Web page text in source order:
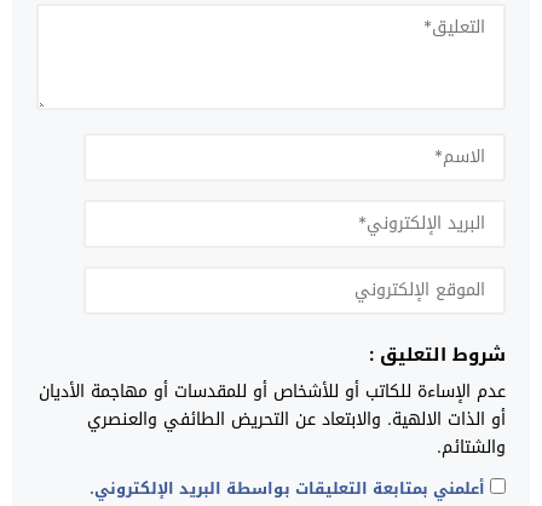
شروط التعليق :
عدم الإساءة للكاتب أو للأشخاص أو للمقدسات أو مهاجمة الأديان
أو الذات الالهية. والابتعاد عن التحريض الطائفي والعنصري
والشتائم.
أعلمني بمتابعة التعليقات بواسطة البريد الإلكتروني.